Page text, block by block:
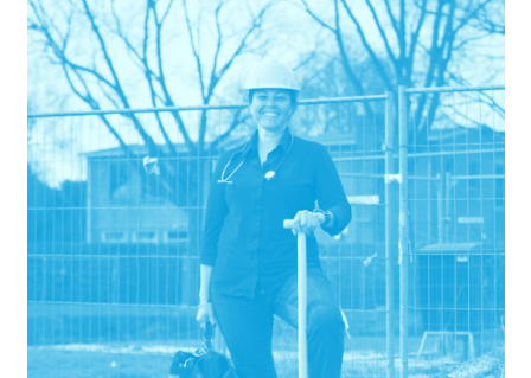
innovatieve en toegankelijke zorg.